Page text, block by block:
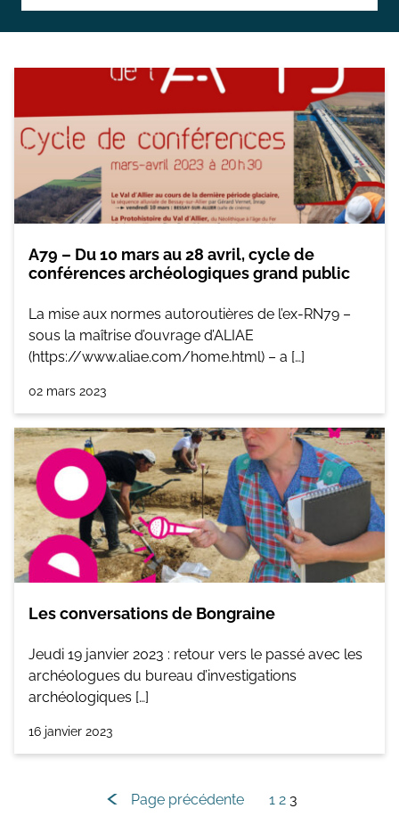
Topographie et Photogrammétrie
Inventaires du patrimoine
Systèmes d’information géographique
HArpage
La formation QGIS
Études du mobilier
Études archéobotaniques
Études géoarchéologiques
Communication et Valorisation
A79 – Du10 mars au 28 avril, cycle de
conférences archéologiques grand public
La mise aux normes autoroutières de l’ex-RN79 –
sous la maîtrise d’ouvrage d’ALIAE
(https://www.aliae.com/home.html) – a […]
02 mars 2023
Les conversations de Bongraine
Jeudi 19 janvier 2023 : retour vers le passé avec les
archéologues du bureau d’investigations
archéologiques […]
16 janvier 2023
Navigation
Page précédente 1 2 3